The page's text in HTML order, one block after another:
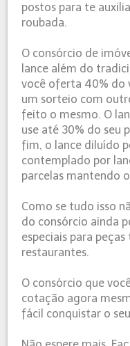
postos para te
roubada.
O consórcio de
lance além do
você oferta 40% do
um sorteio com
feito o mesmo. O
use até 30% do seu
fim, o lance diluído
contemplado por
parcelas mantendo
Como se tudo isso
do consórcio ainda
especiais para
restaurantes.
O consórcio que
cotação agora
fácil conquistar o